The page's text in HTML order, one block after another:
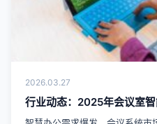
2026.03.27
行业动态：2025年会议室